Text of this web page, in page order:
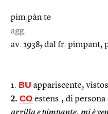
pim pàn te
agg.
av. 1938; dal fr. pimpant,
1. BU appariscente,
2. CO estens., di